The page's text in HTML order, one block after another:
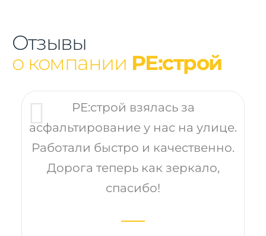
Отзывы
о компании РЕ:строй
РЕ:строй взялась за
асфальтирование у нас на улице.
Работали быстро и качественно.
Дорога теперь как зеркало,
спасибо!